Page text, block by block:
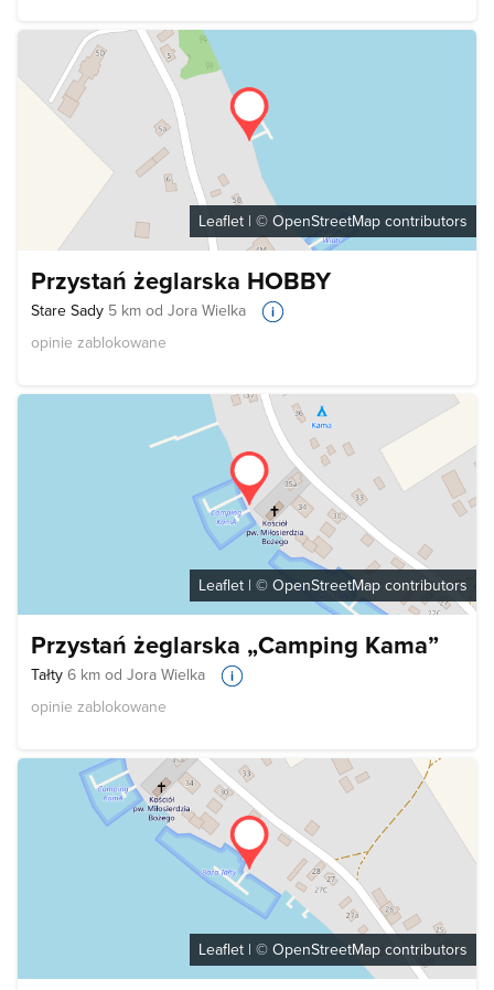
Leaflet | © OpenStreetMap contributors
Przystań żeglarska HOBBY
Stare Sady 5 km od Jora Wielka
opinie zablokowane
Leaflet | © OpenStreetMap contributors
Przystań żeglarska „Camping Kama”
Tałty 6 km od Jora Wielka
opinie zablokowane
Leaflet | © OpenStreetMap contributors